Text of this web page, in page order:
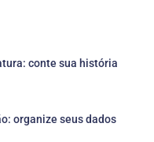
conte sua história
organize seus dados